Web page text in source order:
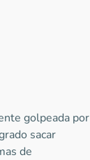
golpeada por
sacar
de